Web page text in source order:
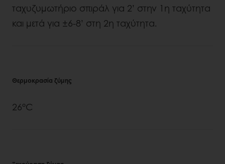
ταχυζυμωτήριο σπιράλ για 2’ στην 1η ταχύτητα
και μετά για ±6-8’ στη 2η ταχύτητα.
Θερμοκρασία ζύμης
26°C